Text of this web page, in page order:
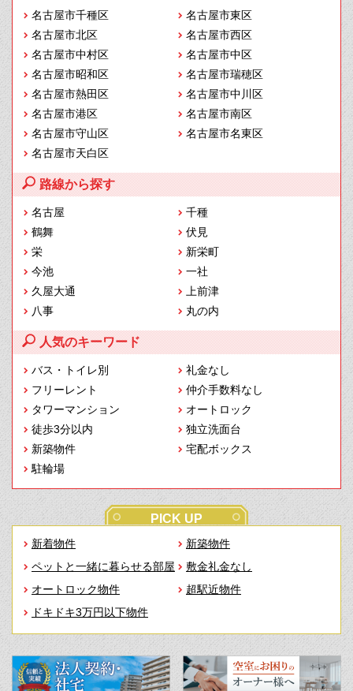
名古屋市千種区
名古屋市東区
名古屋市北区
名古屋市西区
名古屋市中村区
名古屋市中区
名古屋市昭和区
名古屋市瑞穂区
名古屋市熱田区
名古屋市中川区
名古屋市港区
名古屋市南区
名古屋市守山区
名古屋市名東区
名古屋市天白区
路線から探す
名古屋
千種
鶴舞
伏見
栄
新栄町
今池
一社
久屋大通
上前津
八事
丸の内
人気のキーワード
バス・トイレ別
礼金なし
フリーレント
仲介手数料なし
タワーマンション
オートロック
徒歩3分以内
独立洗面台
新築物件
宅配ボックス
駐輪場
PICK UP
新着物件
新築物件
ペットと一緒に暮らせる部屋
敷金礼金なし
オートロック物件
超駅近物件
ドキドキ3万円以下物件